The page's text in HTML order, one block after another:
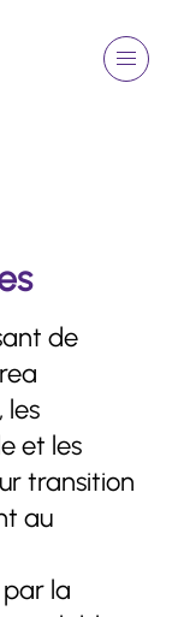
Menu
Rechercher
de
les
et les
transition
au
la